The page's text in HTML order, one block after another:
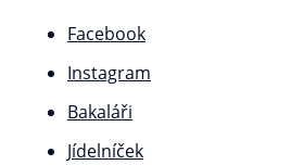
Facebook
Instagram
Bakaláři
Jídelníček